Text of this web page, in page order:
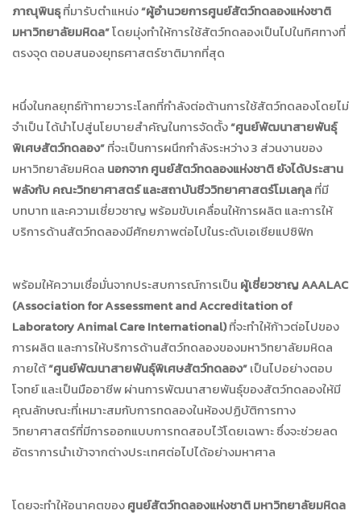
ภาณุพินธุที่มารับตำแหน่ง“ผู้อำนวยการศูนย์สัตว์ทดลองแห่งชาติ
มหาวิทยาลัยมหิดล”โดยมุ่งทำให้การใช้สัตว์ทดลองเป็นไปในทิศทางที่
ตรงจุด ตอบสนองยุทธศาสตร์ชาติมากที่สุด
หนึ่งในกลยุทธ์ท้าทายวาระโลกที่กำลังต่อต้านการใช้สัตว์ทดลองโดยไม่
จำเป็น ได้นำไปสู่นโยบายสำคัญในการจัดตั้ง“ศูนย์พัฒนาสายพันธุ์
พิเศษสัตว์ทดลอง”ที่จะเป็นการผนึกกำลังระหว่าง 3 ส่วนงานของ
มหาวิทยาลัยมหิดล นอกจาก ศูนย์สัตว์ทดลองแห่งชาติ ยังได้ประสาน
พลังกับ คณะวิทยาศาสตร์ และสถาบันชีววิทยาศาสตร์โมเลกุลที่มี
บทบาท และความเชี่ยวชาญ พร้อมขับเคลื่อนให้การผลิต และการให้
บริการด้านสัตว์ทดลองมีศักยภาพต่อไปในระดับเอเชียแปซิฟิก
พร้อมให้ความเชื่อมั่นจากประสบการณ์การเป็น ผู้เชี่ยวชาญAAALAC
(Association for Assessment and Accreditation of
Laboratory Animal Care International)ที่จะทำให้ก้าวต่อไปของ
การผลิต และการให้บริการด้านสัตว์ทดลองของมหาวิทยาลัยมหิดล
ภายใต้“ศูนย์พัฒนาสายพันธุ์พิเศษสัตว์ทดลอง”เป็นไปอย่างตอบ
โจทย์ และเป็นมืออาชีพ ผ่านการพัฒนาสายพันธุ์ของสัตว์ทดลองให้มี
คุณลักษณะที่เหมาะสมกับการทดลองในห้องปฏิบัติการทาง
วิทยาศาสตร์ที่มีการออกแบบการทดสอบไว้โดยเฉพาะ ซึ่งจะช่วยลด
อัตราการนำเข้าจากต่างประเทศต่อไปได้อย่างมหาศาล
โดยจะทำให้อนาคตของศูนย์สัตว์ทดลองแห่งชาติ มหาวิทยาลัยมหิดล